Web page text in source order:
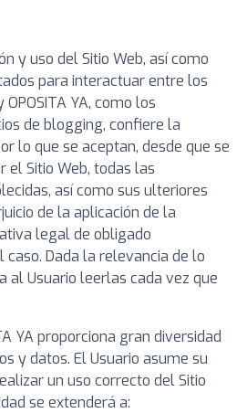
y uso del Sitio Web, así como
para interactuar entre los
YA, como los
de blogging, confiere la
lo que se aceptan, desde que se
el Sitio Web, todas las
así como sus ulteriores
de la aplicación de la
legal de obligado
Dada la relevancia de lo
al Usuario leerlas cada vez que
YA proporciona gran diversidad
y datos. El Usuario asume su
un uso correcto del Sitio
se extenderá a: